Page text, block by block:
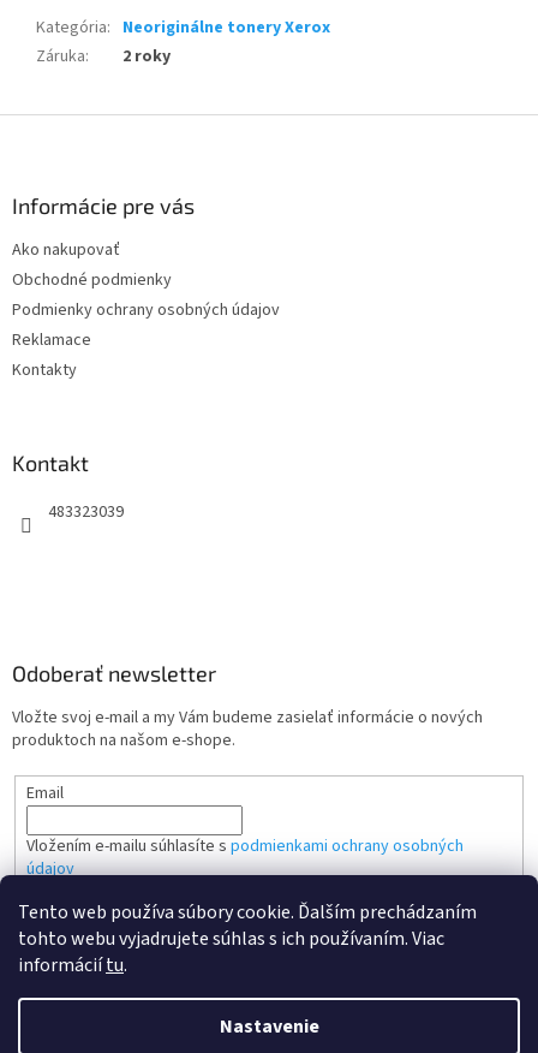
Tento web používa súbory cookie. Ďalším prechádzaním
tohto webu vyjadrujete súhlas s ich používaním. Viac
informáciítu.
Nastavenie
Kategória: Neoriginálne tonery Xerox
Záruka: 2 roky
Informácie pre vás
Ako nakupovať
Obchodné podmienky
Podmienky ochrany osobných údajov
Reklamace
Kontakty
Kontakt
483323039
Odoberať newsletter
Vložte svoj e-mail a my Vám budeme zasielať informácie o nových
produktoch na našom e-shope.
Email
Vložením e-mailu súhlasíte s podmienkami ochrany osobných
údajov
PRIHLÁSIŤ SA
Vytvoril Shoptet